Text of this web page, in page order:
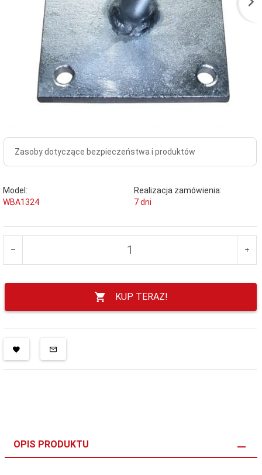
Zasoby dotyczące bezpieczeństwa i produktów
Model:
WBA1324
Realizacja zamówienia:
7 dni
KUP TERAZ!
OPIS PRODUKTU